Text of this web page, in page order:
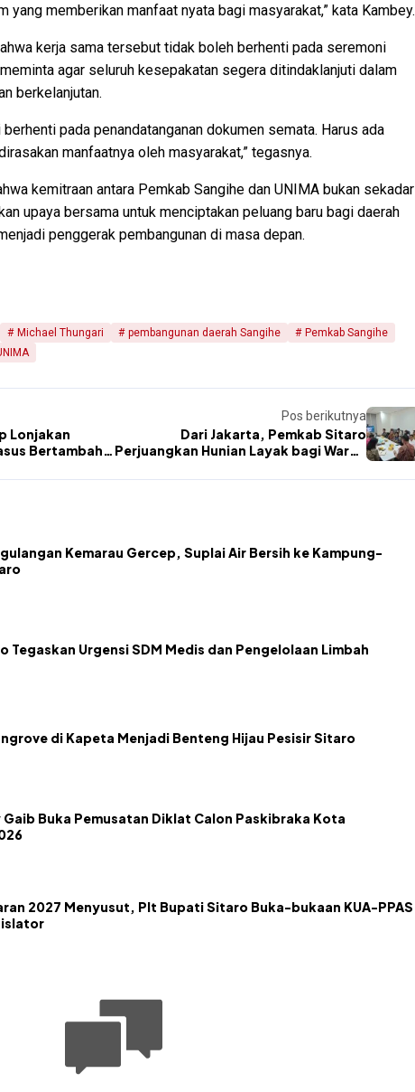
yang memberikan manfaat nyata bagi masyarakat,” kata Kambey.
kerja sama tersebut tidak boleh berhenti pada seremoni
agar seluruh kesepakatan segera ditindaklanjuti dalam
berkelanjutan.
pada penandatanganan dokumen semata. Harus ada
manfaatnya oleh masyarakat,” tegasnya.
kemitraan antara Pemkab Sangihe dan UNIMA bukan sekadar
upaya bersama untuk menciptakan peluang baru bagi daerah
penggerak pembangunan di masa depan.
Michael Thungari pembangunan daerah Sangihe
Pemkab Sangihe
Lonjakan
Bertambah
Pos berikutnya
Dari Jakarta, Pemkab Sitaro
Perjuangkan Hunian Layak bagi Warga
Kemarau Gercep, Suplai Air Bersih ke Kampung-
Tegaskan Urgensi SDM Medis dan Pengelolaan Limbah
di Kapeta Menjadi Benteng Hijau Pesisir Sitaro
Gaib Buka Pemusatan Diklat Calon Paskibraka Kota
2027 Menyusut, Plt Bupati Sitaro Buka-bukaan KUA-PPAS